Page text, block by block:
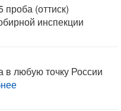
проба (оттиск)
инспекции
в любую точку России